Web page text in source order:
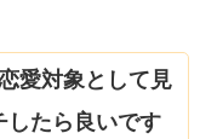
愛対象として見
したら良いです